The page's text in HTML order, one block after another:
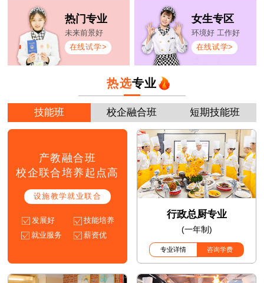
热门专业
未来前景好
在线试学>
女生专区
环境好 工作好
在线试学>
热选专业
技能班 校企融合班 短期技能班
产教融合班
校企联合培养起点高
设施教学就业联合
发展好
技能培养
就业服务
薪资优
行政总厨专业
(一年制)
专业详情 咨询学费